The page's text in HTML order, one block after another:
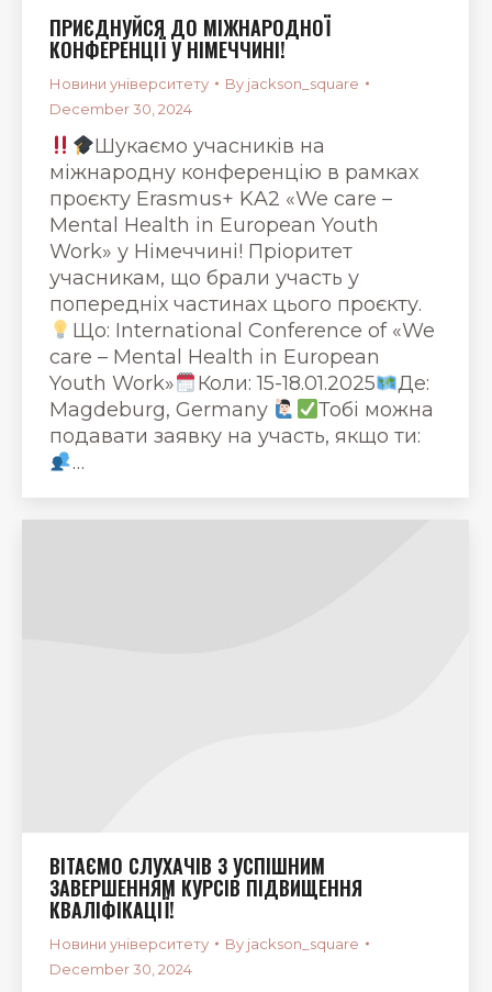
ПРИЄДНУЙСЯ ДО МІЖНАРОДНОЇ
КОНФЕРЕНЦІЇ У НІМЕЧЧИНІ!
Новини університету By jackson_square
December 30, 2024
Шукаємо учасників на
міжнародну конференцію в рамках
проєкту Erasmus+ KA2 «We care –
Mental Health in European Youth
Work» у Німеччині! Пріоритет
учасникам, що брали участь у
попередніх частинах цього проєкту.
Що: International Conference of «We
care – Mental Health in European
Youth Work»
Коли: 15-18.01.2025
Де:
Magdeburg, Germany
Тобі можна
подавати заявку на участь, якщо ти:
…
ВІТАЄМО СЛУХАЧІВ З УСПІШНИМ
ЗАВЕРШЕННЯМ КУРСІВ ПІДВИЩЕННЯ
КВАЛІФІКАЦІЇ!
Новини університету By jackson_square
December 30, 2024